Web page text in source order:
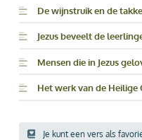
Zoeken
Boek kiezen
Inloggen
Help
De wijnstruik en de
Jezus beveelt de
Mensen die in Jezus
Het werk van de Heilige
Je kunt een vers als